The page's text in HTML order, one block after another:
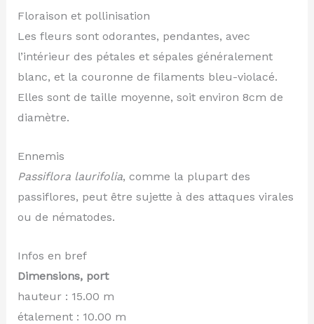
Floraison et pollinisation
Les fleurs sont odorantes, pendantes, avec
l’intérieur des pétales et sépales généralement
blanc, et la couronne de filaments bleu-violacé.
Elles sont de taille moyenne, soit environ 8cm de
diamètre.
Ennemis
Passiflora laurifolia, comme la plupart des
passiflores, peut être sujette à des attaques virales
ou de nématodes.
Infos en bref
Dimensions, port
hauteur : 15.00 m
étalement : 10.00 m